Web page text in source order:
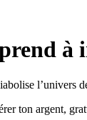
à
l’univers
ton argent,